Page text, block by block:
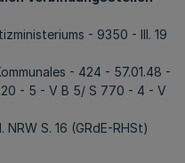
- 9350 - III. 19
- 424 - 57.01.48 -
- 5 - V B 5/ S 770 - 4 - V
S. 16 (GRdE-RHSt)